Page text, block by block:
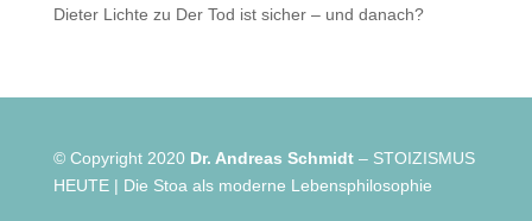
Dieter Lichte zu Der Tod ist sicher – und danach?
© Copyright 2020 Dr. Andreas Schmidt– STOIZISMUS
HEUTE | Die Stoa als moderne Lebensphilosophie